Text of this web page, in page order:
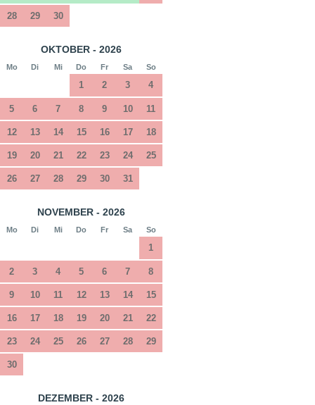
28 29 30
OKTOBER - 2026
Mo Di Mi Do Fr Sa So
1 2 3 4
5 6 7 8 9 10 11
12 13 14 15 16 17 18
19 20 21 22 23 24 25
26 27 28 29 30 31
NOVEMBER - 2026
Mo Di Mi Do Fr Sa So
1
2 3 4 5 6 7 8
9 10 11 12 13 14 15
16 17 18 19 20 21 22
23 24 25 26 27 28 29
30
DEZEMBER - 2026